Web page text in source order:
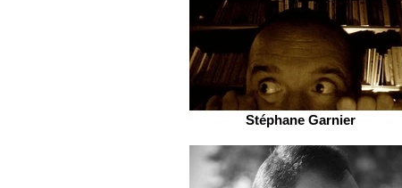
Stéphane Garnier